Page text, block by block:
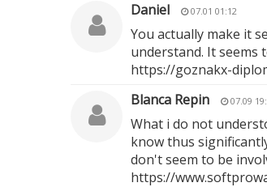
Daniel
07.01 01:12
You actually make it
understand. It
https://goznakx-
Blanca Repin
07.09
What i do not
know thus
don't seem to be
https://